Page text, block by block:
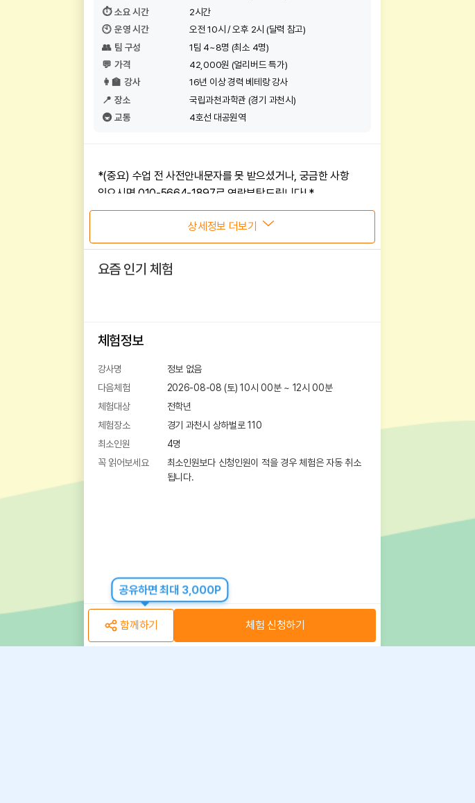
⏱️ 소요 시간
2시간
🕙 운영 시간
오전 10시 / 오후 2시 (달력 참고)
👥 팀 구성
1팀 4~8명 (최소 4명)
💬 가격
42,000원 (얼리버드 특가)
👩‍🏫 강사
16년 이상 경력 베테랑 강사
📍 장소
국립과천과학관 (경기 과천시)
🚇 교통 4호선 대공원역
*(중요) 수업 전 사전안내문자를 못 받으셨거나, 궁금한 사항
있으시면 010-5664-1897로 연락부탁드립니다! *
상세정보 더보기
요즘 인기 체험
체험정보
강사명
정보 없음
다음체험
2026-08-08 (토) 10시 00분~ 12시00분
체험대상
전학년
체험장소
경기 과천시 상하벌로 110
최소인원
4명
꼭 읽어보세요
최소인원보다 신청인원이 적을 경우 체험은 자동 취소
됩니다.
공유하면 최대 3,000P
함께하기 체험 신청하기